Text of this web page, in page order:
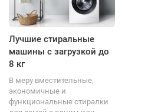
Лучшие стиральные
машины с загрузкой до
8 кг
В меру вместительные,
экономичные и
функциональные стиралки